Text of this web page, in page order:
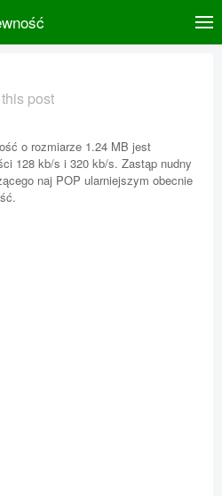
post
o rozmiarze 1.24 MB jest
128 kb/s i 320 kb/s. Zastąp nudny
naj POP ularniejszym obecnie